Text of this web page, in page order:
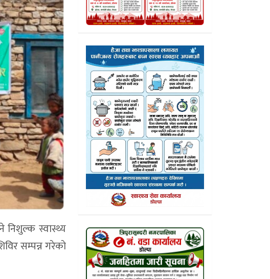
निशुल्क स्वास्थ्य
सम्पन्न गरेकाे